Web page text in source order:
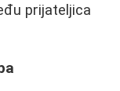
prijateljica